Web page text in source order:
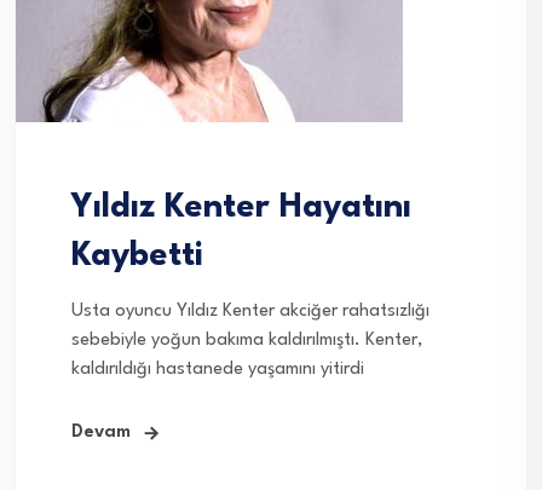
Yıldız Kenter Hayatını
Kaybetti
Usta oyuncu Yıldız Kenter akciğer rahatsızlığı
sebebiyle yoğun bakıma kaldırılmıştı. Kenter,
kaldırıldığı hastanede yaşamını yitirdi
Devam